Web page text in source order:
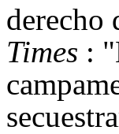
derecho
Times :